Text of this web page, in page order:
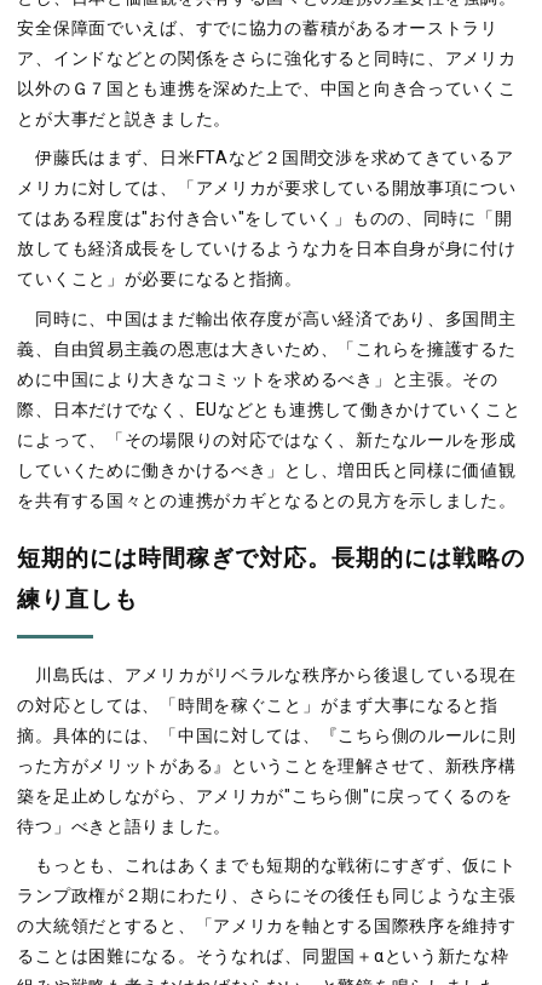
安全保障面でいえば、すでに協力の蓄積があるオーストラリ
ア、インドなどとの関係をさらに強化すると同時に、アメリカ
以外のＧ７国とも連携を深めた上で、中国と向き合っていくこ
とが大事だと説きました。
伊藤氏はまず、日米FTAなど２国間交渉を求めてきているア
メリカに対しては、「アメリカが要求している開放事項につい
てはある程度は"お付き合い"をしていく」ものの、同時に「開
放しても経済成長をしていけるような力を日本自身が身に付け
ていくこと」が必要になると指摘。
同時に、中国はまだ輸出依存度が高い経済であり、多国間主
義、自由貿易主義の恩恵は大きいため、「これらを擁護するた
めに中国により大きなコミットを求めるべき」と主張。その
際、日本だけでなく、EUなどとも連携して働きかけていくこと
によって、「その場限りの対応ではなく、新たなルールを形成
していくために働きかけるべき」とし、増田氏と同様に価値観
を共有する国々との連携がカギとなるとの見方を示しました。
短期的には時間稼ぎで対応。長期的には戦略の
練り直しも
川島氏は、アメリカがリベラルな秩序から後退している現在
の対応としては、「時間を稼ぐこと」がまず大事になると指
摘。具体的には、「中国に対しては、『こちら側のルールに則
った方がメリットがある』ということを理解させて、新秩序構
築を足止めしながら、アメリカが"こちら側"に戻ってくるのを
待つ」べきと語りました。
もっとも、これはあくまでも短期的な戦術にすぎず、仮にト
ランプ政権が２期にわたり、さらにその後任も同じような主張
の大統領だとすると、「アメリカを軸とする国際秩序を維持す
ることは困難になる。そうなれば、同盟国＋αという新たな枠